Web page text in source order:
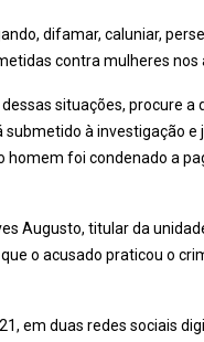
difamar, caluniar,
contra mulheres nos
situações, procure
à investigação
homem foi condenado a
Augusto, titular da
o acusado praticou o
em duas redes sociais